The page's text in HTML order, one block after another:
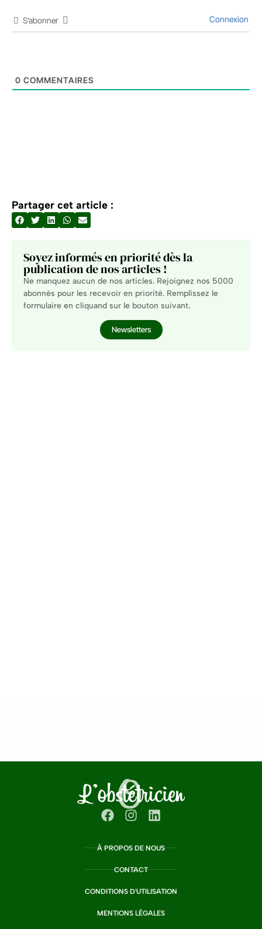
S’abonner Connexion
0 COMMENTAIRES
Partager cet article :
Soyez informés en priorité dès la
publication de nos articles !
Ne manquez aucun de nos articles. Rejoignez nos 5000
abonnés pour les recevoir en priorité. Remplissez le
formulaire en cliquand sur le bouton suivant.
Newsletters
À PROPOS DE NOUS
CONTACT
CONDITIONS D'UTILISATION
MENTIONS LÉGALES